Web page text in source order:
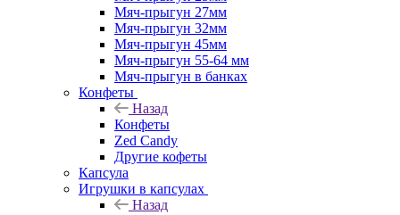
Мяч-прыгун 27мм
Мяч-прыгун 32мм
Мяч-прыгун 45мм
Мяч-прыгун 55-64 мм
Мяч-прыгун в банках
Конфеты
Назад
Конфеты
Zed Candy
Другие кофеты
Капсула
Игрушки в капсулах
Назад